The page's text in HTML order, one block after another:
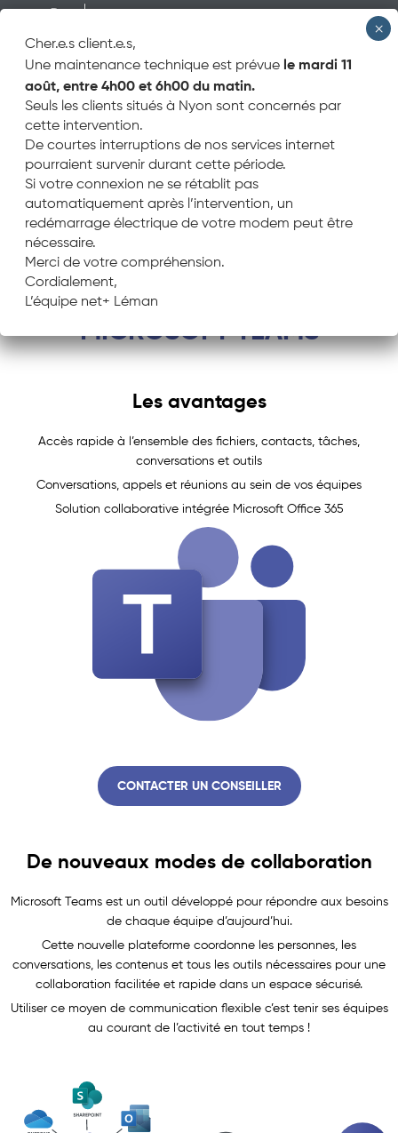
PETITES ENTREPRISES
MOYENNES ET GRANDES ENTREPRISES
TÉLÉPHONIE
OPTION VOIP+
SIP TRUNK
BOUND
SWISS SWYX CLOUD
SUR-MESURE
SUPPORT
MICROSOFT TEAMS
Les avantages
Accès rapide à l’ensemble des fichiers, contacts, tâches,
conversations et outils
Conversations, appels et réunions au sein de vos équipes
Solution collaborative intégrée Microsoft Office 365
CONTACTER UN CONSEILLER
De nouveaux modes de collaboration
Microsoft Teams est un outil développé pour répondre aux besoins
de chaque équipe d’aujourd’hui.
Cette nouvelle plateforme coordonne les personnes, les
conversations, les contenus et tous les outils nécessaires pour une
collaboration facilitée et rapide dans un espace sécurisé.
Utiliser ce moyen de communication flexible c’est tenir ses équipes
au courant de l’activité en tout temps !
Cher.e.s client.e.s,
Une maintenance technique est prévue le mardi 11
août, entre 4h00 et 6h00 du matin.
Seuls les clients situés à Nyon sont concernés par
cette intervention.
De courtes interruptions de nos services internet
pourraient survenir durant cette période.
Si votre connexion ne se rétablit pas
automatiquement après l’intervention, un
redémarrage électrique de votre modem peut être
nécessaire.
Merci de votre compréhension.
Cordialement,
L’équipe net+ Léman